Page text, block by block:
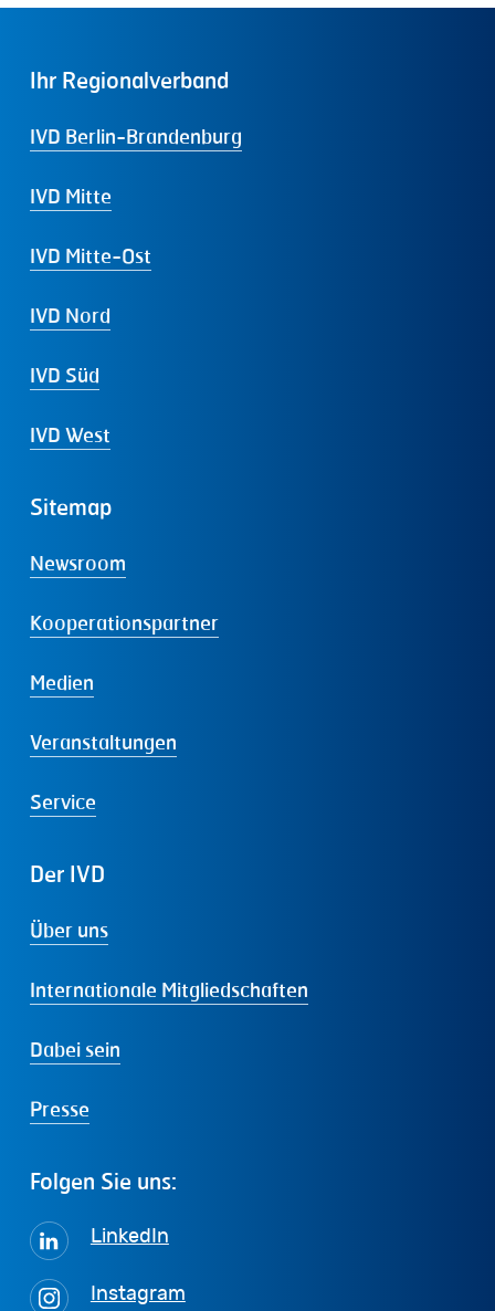
Ihr Regionalverband
IVD Berlin-Brandenburg
IVD Mitte
IVD Mitte-Ost
IVD Nord
IVD Süd
IVD West
Sitemap
Newsroom
Kooperationspartner
Medien
Veranstaltungen
Service
Der IVD
Über uns
Internationale Mitgliedschaften
Dabei sein
Presse
Folgen Sie uns:
LinkedIn
Instagram